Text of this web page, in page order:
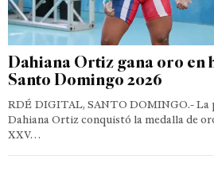
Dahiana Ortiz gana oro en
Santo Domingo 2026
RDÉ DIGITAL, SANTO DOMINGO.- La
Dahiana Ortiz conquistó la medalla de
XXV…